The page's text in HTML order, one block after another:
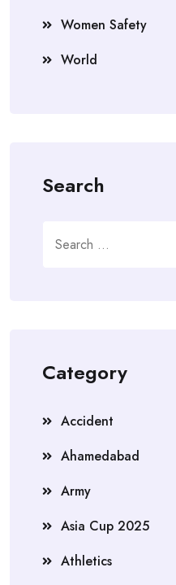
Women Safety
World
Search
Category
Accident
Ahamedabad
Army
Asia Cup 2025
Athletics